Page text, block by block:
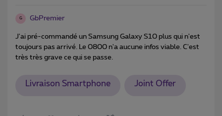
G GbPremier
J'ai pré-commandé un Samsung Galaxy S10 plus qui n'est
toujours pas arrivé. Le 0800 n'a aucune infos viable. C'est
très très grave ce qui se passe.
Livraison Smartphone Joint Offer